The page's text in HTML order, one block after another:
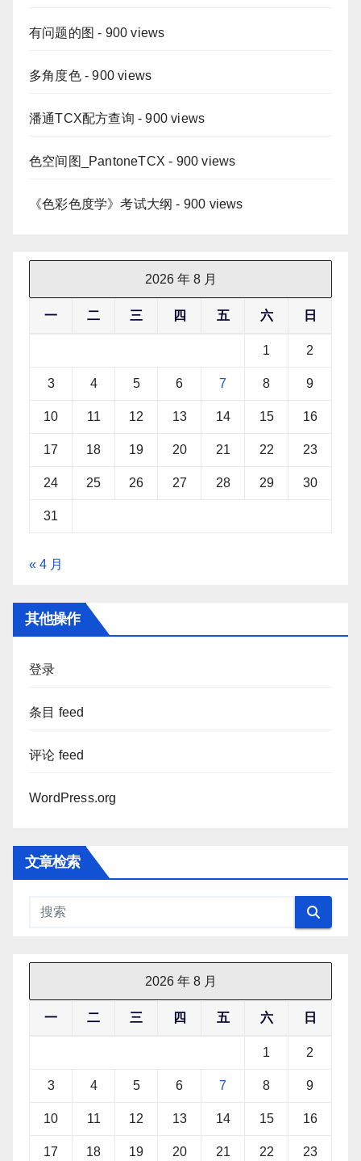
有问题的图 - 900 views
多角度色- 900 views
潘通TCX配方查询 - 900 views
色空间图_PantoneTCX - 900 views
《色彩色度学》考试大纲 - 900 views
2026 年 8 月
一 二 三 四 五 六 日
1 2
3 4 5 6 7 8 9
10 11 12 13 14 15 16
17 18 19 20 21 22 23
24 25 26 27 28 29 30
31
« 4 月
其他操作
登录
条目 feed
评论 feed
WordPress.org
文章检索
2026 年 8 月
一 二 三 四 五 六 日
1 2
3 4 5 6 7 8 9
10 11 12 13 14 15 16
17 18 19 20 21 22 23